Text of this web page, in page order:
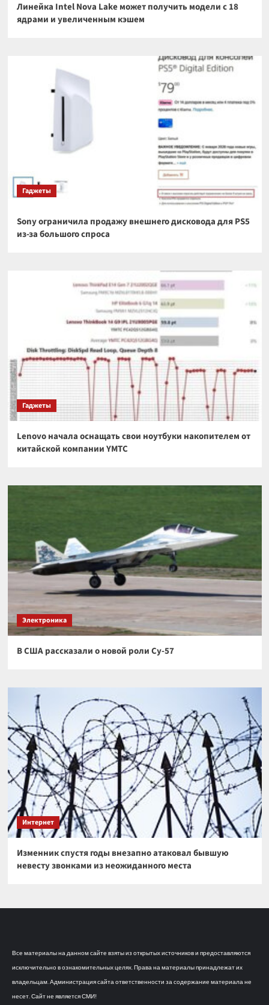
Линейка Intel Nova Lake может получить модели с 18
ядрами и увеличенным кэшем
Гаджеты
Sony ограничила продажу внешнего дисковода для PS5
из-за большого спроса
Гаджеты
Lenovo начала оснащать свои ноутбуки накопителем от
китайской компании YMTC
Электроника
В США рассказали о новой роли Су-57
Интернет
Изменник спустя годы внезапно атаковал бывшую
невесту звонками из неожиданного места
Все материалы на данном сайте взяты из открытых источников и предоставляются
исключительно в ознакомительных целях. Права на материалы принадлежат их
владельцам. Администрация сайта ответственности за содержание материала не
несет. Сайт не является СМИ!